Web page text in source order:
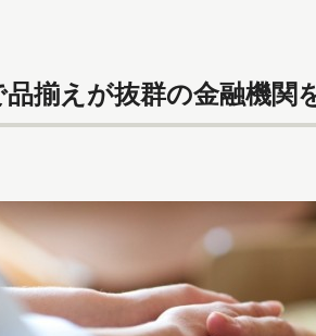
揃えが抜群の金融機関